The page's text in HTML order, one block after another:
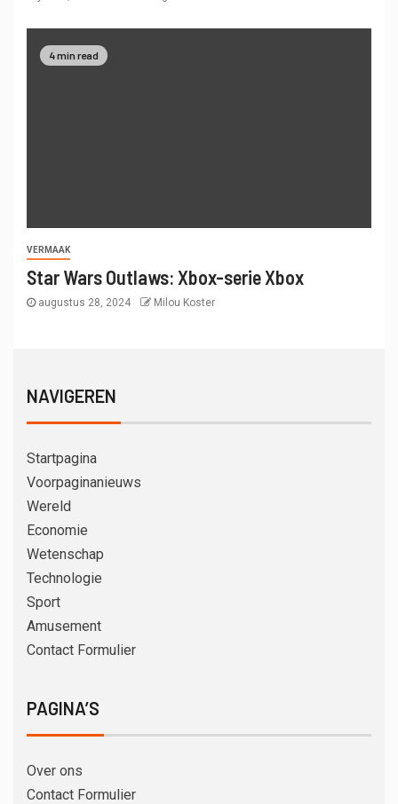
4 min read
VERMAAK
Star Wars Outlaws: Xbox-serie Xbox
augustus 28, 2024 Milou Koster
NAVIGEREN
Startpagina
Voorpaginanieuws
Wereld
Economie
Wetenschap
Technologie
Sport
Amusement
Contact Formulier
PAGINA’S
Over ons
Contact Formulier